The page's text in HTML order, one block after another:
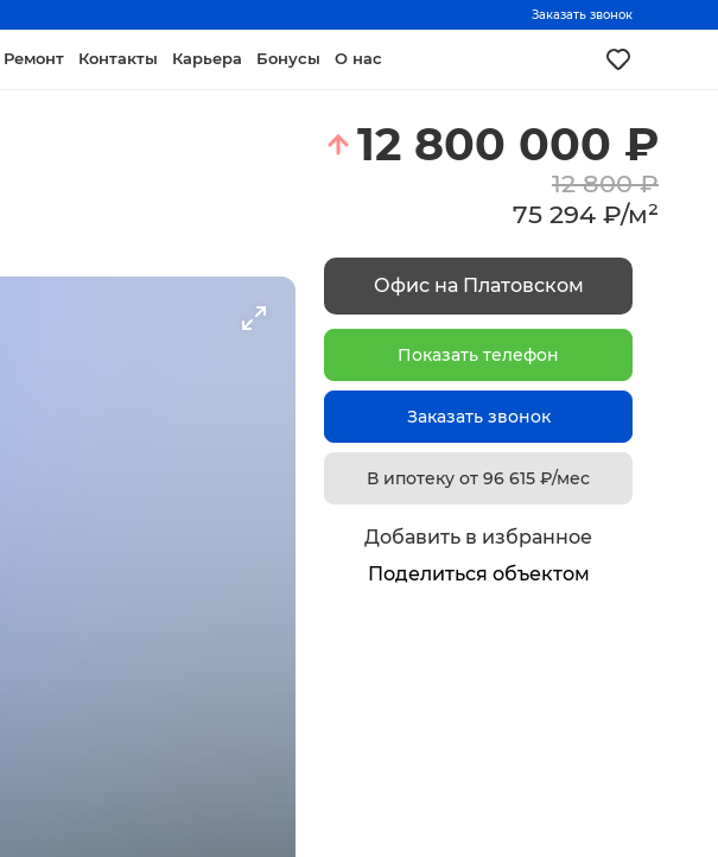
Заказать звонок
Ремонт Контакты Карьера Бонусы О нас
12 800 000 ₽
12 800 ₽
75 294 ₽/м²
Офис на Платовском
Показать телефон
Заказать звонок
В ипотеку от 96 615₽/мес
Добавить в избранное
Поделиться объектом